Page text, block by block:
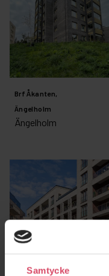
Samtycke
Brf Åkanten,
Ängelholm
Ängelholm